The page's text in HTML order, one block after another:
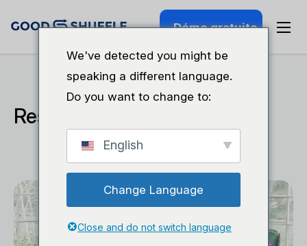
Démo gratuite
Ressource
We've detected you might be
speaking a different language.
Do you want to change to:
English
Change Language
Close and do not switch language